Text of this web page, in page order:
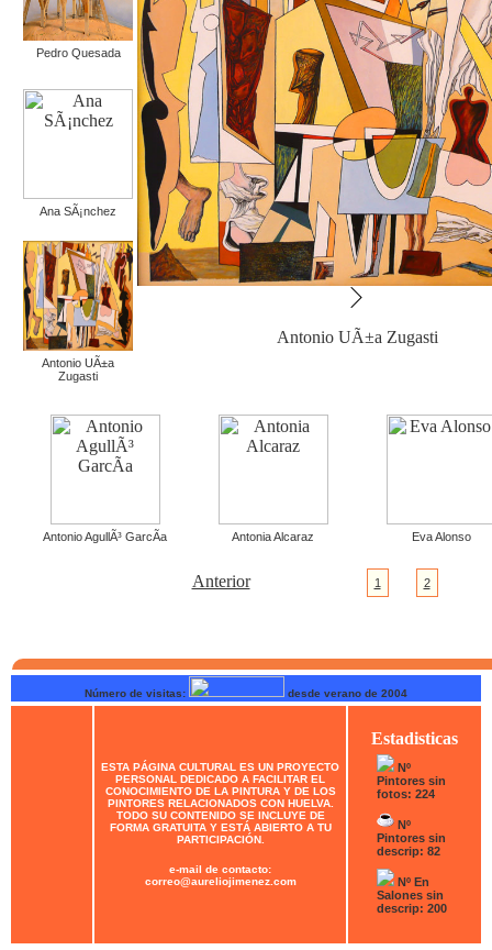
Pedro Quesada
Antonio UÃ±a Zugasti
Ana SÃ¡nchez
Antonio UÃ±a
Zugasti
Antonio AgullÃ³ GarcÃ­a Antonia Alcaraz Eva Alonso
Anterior 1 2
Número de visitas: desde verano de 2004
ESTA PÁGINA CULTURAL ES UN PROYECTO
PERSONAL DEDICADO A FACILITAR EL
CONOCIMIENTO DE LA PINTURA Y DE LOS
PINTORES RELACIONADOS CON HUELVA.
TODO SU CONTENIDO SE INCLUYE DE
FORMA GRATUITA Y ESTÁ ABIERTO A TU
PARTICIPACIÓN.
e-mail de contacto:
correo@aureliojimenez.com
Estadisticas
Nº
Pintores sin
fotos: 224
Nº
Pintores sin
descrip: 82
Nº En
Salones sin
descrip: 200